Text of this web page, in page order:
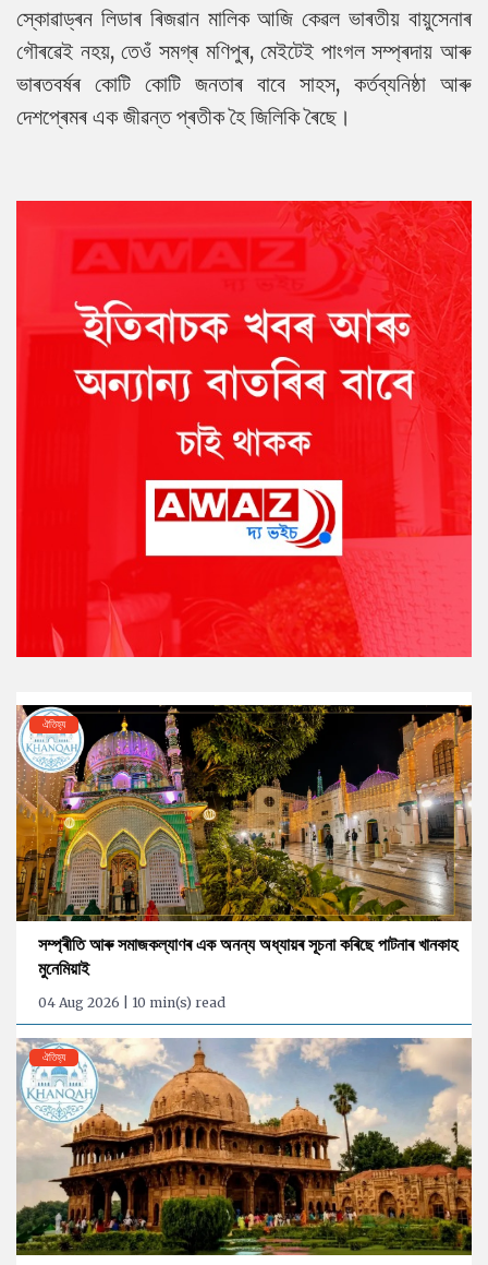
স্কোৱাড্ৰন লিডাৰ ৰিজৱান মালিক আজি কেৱল ভাৰতীয় বায়ুসেনাৰ
গৌৰৱেই নহয়, তেওঁ সমগ্ৰ মণিপুৰ, মেইটেই পাংগল সম্প্ৰদায় আৰু
ভাৰতবৰ্ষৰ কোটি কোটি জনতাৰ বাবে সাহস, কৰ্তব্যনিষ্ঠা আৰু
দেশপ্ৰেমৰ এক জীৱন্ত প্ৰতীক হৈ জিলিকি ৰৈছে।
ঐতিহ্য
সম্প্ৰীতি আৰু সমাজকল্যাণৰ এক অনন্য অধ্যায়ৰ সূচনা কৰিছে পাটনাৰ খানকাহ
মুনেমিয়াই
04 Aug 2026 | 10 min(s) read
ঐতিহ্য